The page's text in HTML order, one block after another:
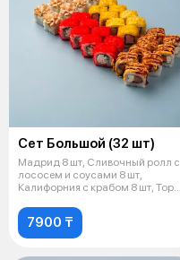
Сет Большой (32 шт)
Мадрид 8 шт, Сливочный ролл с
лососем и соусами 8 шт,
Калифорния с крабом 8 шт, Тори
7900 ₸